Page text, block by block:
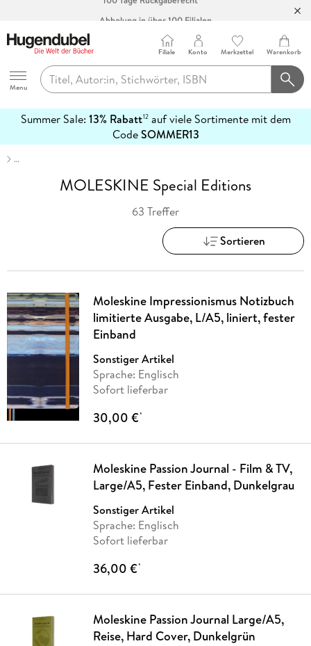
Abholung in über 100 Filialen
Hugendubel
Menu
Filiale Konto Merkzettel Warenkorb
Summer Sale: 13% Rabatt12auf viele Sortimente mit dem
CodeSOMMER13
erfahren
…
MOLESKINE Special Editions
63 Treffer
Sortieren
Moleskine Impressionismus Notizbuch
limitierte Ausgabe, L/A5, liniert, fester
Einband
Sonstiger Artikel
Sprache: Englisch
Sofort lieferbar
30,00 €*
Moleskine Passion Journal - Film & TV,
Large/A5, Fester Einband, Dunkelgrau
Sonstiger Artikel
Sprache: Englisch
Sofort lieferbar
36,00 €*
Moleskine Passion Journal Large/A5,
Reise, Hard Cover, Dunkelgrün